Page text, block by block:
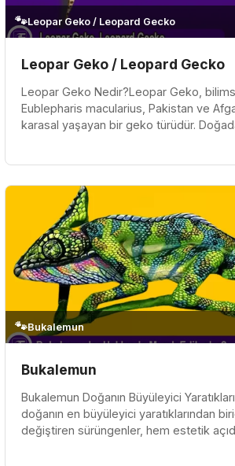
🐾Leopar Geko / Leopard Gecko
Leopar Geko / Leopard Gecko
Leopar Geko Nedir?Leopar Geko,
Eublepharis macularius, Pakistan ve
karasal yaşayan bir geko türüdür.
🐾Bukalemun
Bukalemun
Bukalemun Doğanın Büyüleyici
doğanın en büyüleyici yaratıklarından
değiştiren sürüngenler, hem estetik